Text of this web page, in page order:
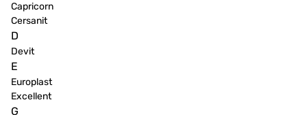
Capricorn
Cersanit
D
Devit
E
Europlast
Excellent
G